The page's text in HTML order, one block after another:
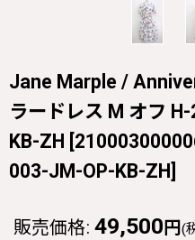
Jane Marple /
ラードレス M オフ
KB-ZH [
003-JM-OP-KB-ZH]
販売価格: 49,500 円 (